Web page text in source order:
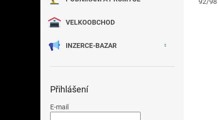
VELKOOBCHOD
INZERCE-BAZAR
Přihlášení
E-mail